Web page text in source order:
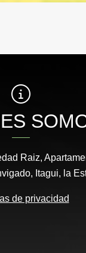
Raiz,
Itagui, la
de privacidad